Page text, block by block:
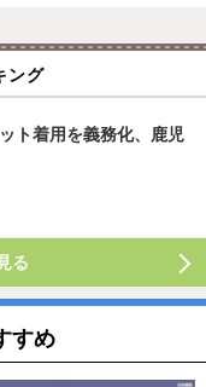
ング
ト着用を義務化、鹿児
る
すめ